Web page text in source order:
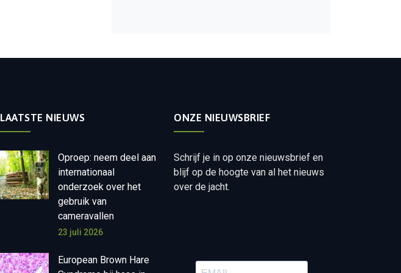
LAATSTE NIEUWS
Oproep: neem deel aan
internationaal
onderzoek over het
gebruik van
cameravallen
23 juli 2026
European Brown Hare
ONZE NIEUWSBRIEF
Schrijf je in op onze nieuwsbrief en
blijf op de hoogte van al het nieuws
over de jacht.